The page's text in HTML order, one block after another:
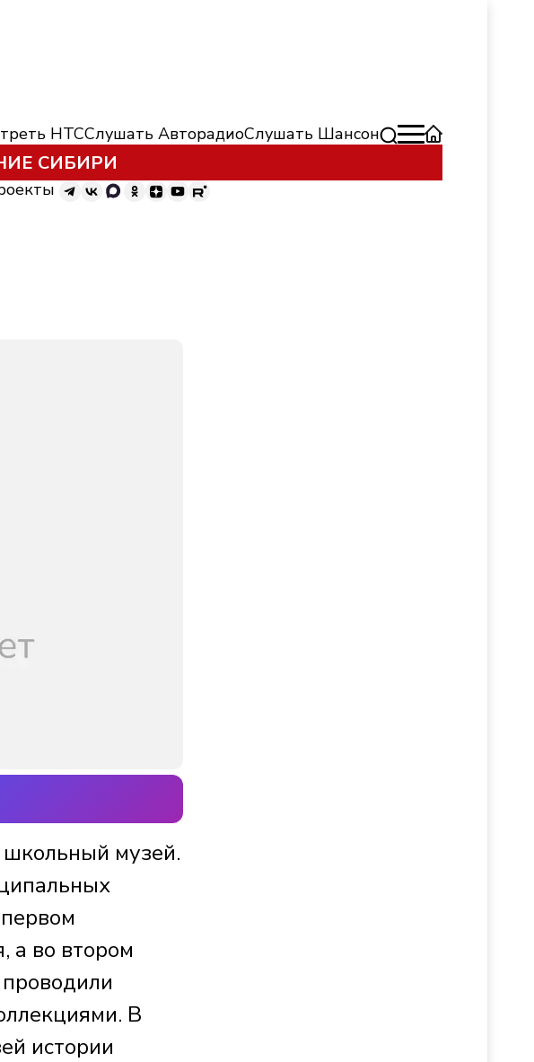
НТССлушать АвторадиоСлушать Шансон
СИБИРИ
школьный музей.
а во втором
В
истории